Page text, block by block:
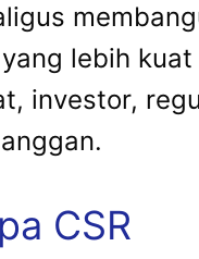
lebih
investor,
CSR